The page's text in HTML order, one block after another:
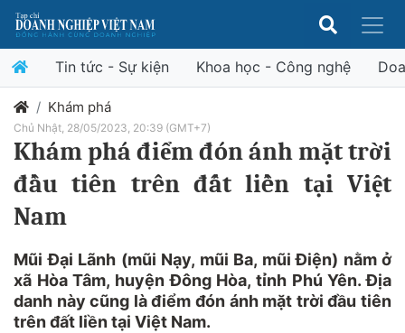
Tin tức - Sự kiện Khoa học - Công nghệ
Khám phá
Chủ Nhật, 28/05/2023, 20:39 (GMT+7)
Khám phá điểm đón ánh mặt trời
đầu tiên trên đất liền tại Việt
Nam
Mũi Đại Lãnh (mũi Nạy, mũi Ba, mũi Điện) nằm ở
xã Hòa Tâm, huyện Đông Hòa, tỉnh Phú Yên. Địa
danh này cũng là điểm đón ánh mặt trời đầu tiên
trên đất liền tại Việt Nam.